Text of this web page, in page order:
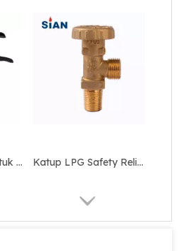
Katup Api CO2 Untuk Industri Kebakaran Katup LPG Safety Relief Andal dengan Roda Tangan